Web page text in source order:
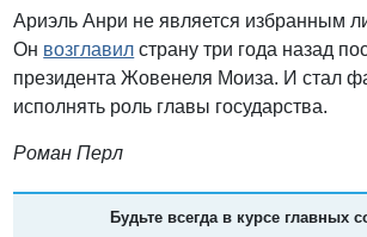
Ариэль Анри не является избранным
Он возглавил страну три года назад
президента Жовенеля Моиза. И стал
исполнять роль главы государства.
Роман Перл
Будьте всегда в курсе главных